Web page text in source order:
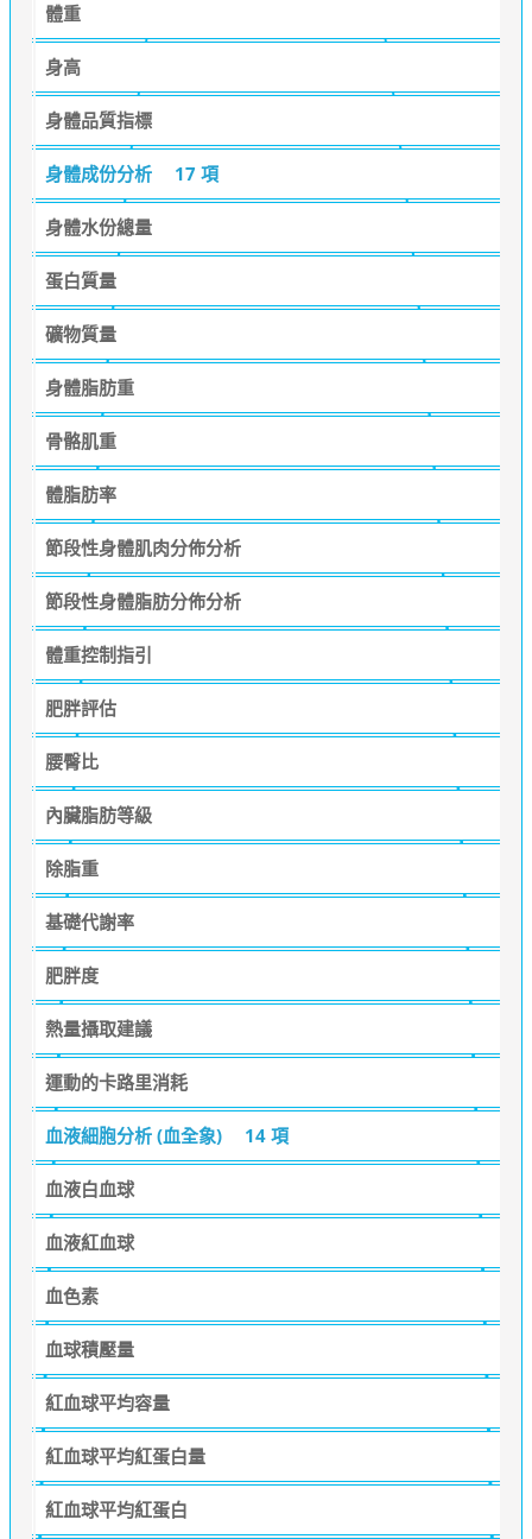
體重
身高
身體品質指標
身體成份分析 17 項
身體水份總量
蛋白質量
礦物質量
身體脂肪重
骨骼肌重
體脂肪率
節段性身體肌肉分佈分析
節段性身體脂肪分佈分析
體重控制指引
肥胖評估
腰臀比
內臟脂肪等級
除脂重
基礎代謝率
肥胖度
熱量攝取建議
運動的卡路里消耗
血液細胞分析 (血全象) 14 項
血液白血球
血液紅血球
血色素
血球積壓量
紅血球平均容量
紅血球平均紅蛋白量
紅血球平均紅蛋白